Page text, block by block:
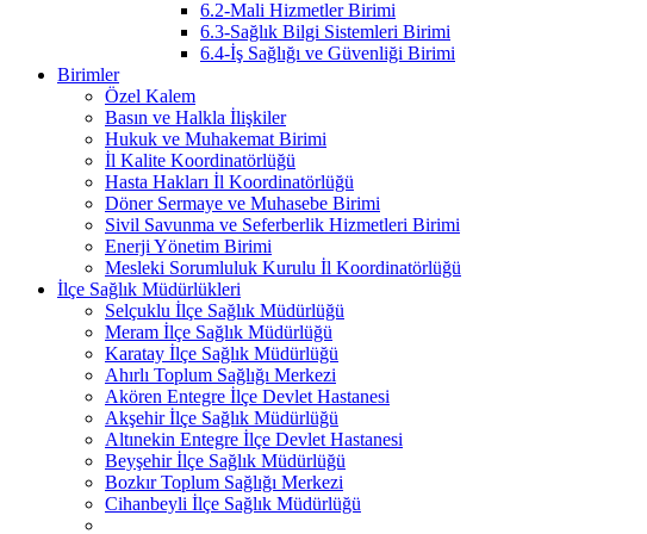
6.2-Mali Hizmetler Birimi
6.3-Sağlık Bilgi Sistemleri Birimi
6.4-İş Sağlığı ve Güvenliği Birimi
Birimler
Özel Kalem
Basın ve Halkla İlişkiler
Hukuk ve Muhakemat Birimi
İl Kalite Koordinatörlüğü
Hasta Hakları İl Koordinatörlüğü
Döner Sermaye ve Muhasebe Birimi
Sivil Savunma ve Seferberlik Hizmetleri Birimi
Enerji Yönetim Birimi
Mesleki Sorumluluk Kurulu İl Koordinatörlüğü
İlçe Sağlık Müdürlükleri
Selçuklu İlçe Sağlık Müdürlüğü
Meram İlçe Sağlık Müdürlüğü
Karatay İlçe Sağlık Müdürlüğü
Ahırlı Toplum Sağlığı Merkezi
Akören Entegre İlçe Devlet Hastanesi
Akşehir İlçe Sağlık Müdürlüğü
Altınekin Entegre İlçe Devlet Hastanesi
Beyşehir İlçe Sağlık Müdürlüğü
Bozkır Toplum Sağlığı Merkezi
Cihanbeyli İlçe Sağlık Müdürlüğü